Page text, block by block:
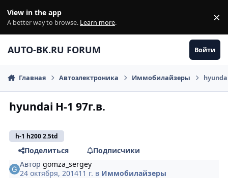
View in the app
A better way to browse. Learn more. ×
AUTO-BK.RU FORUM Войти
Главная Автоэлектроника Иммобилайзеры
hyundai H-1 97г.в.
h-1 h200 2.5td
Поделиться
Подписчики
Авторgomza_sergey
24 октября, 201411 г. в Иммобилайзеры